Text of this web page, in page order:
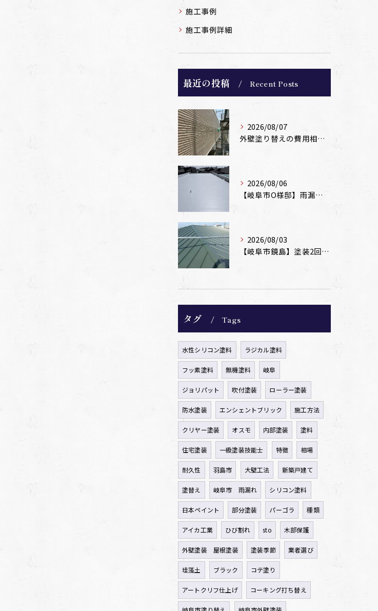
施工事例
施工事例詳細
最近の投稿 Recent Posts
2026/08/07
外壁塗り替えの費用相場は？坪数別の価格目安と安く抑えるコツ【一級塗装士解説】
2026/08/06
【岐阜市O様邸】雨漏りを解消！塩ビシート機械固定工法による屋根防水工事
2026/08/03
【岐阜市鏡島】塗装2回のカラーベスト屋根をカバー工法でガルバリウム鋼板に改修！
タグ Tags
水性シリコン塗料 ラジカル塗料
フッ素塗料 無機塗料 岐阜
ジョリパット 吹付塗装 ローラー塗装
防水塗装 エンシェントブリック 施工方法
クリヤー塗装 オスモ 内部塗装 塗料
住宅塗装 一級塗装技能士 特徴 相場
耐久性 羽島市 大壁工法 新築戸建て
塗替え 岐阜市 雨漏れ シリコン塗料
日本ペイント 部分塗装 パーゴラ 種類
アイカ工業 ひび割れ sto 木部保護
外壁塗装 屋根塗装 塗装季節 業者選び
珪藻土 ブラック コテ塗り
アートクリフ仕上げ コーキング打ち替え